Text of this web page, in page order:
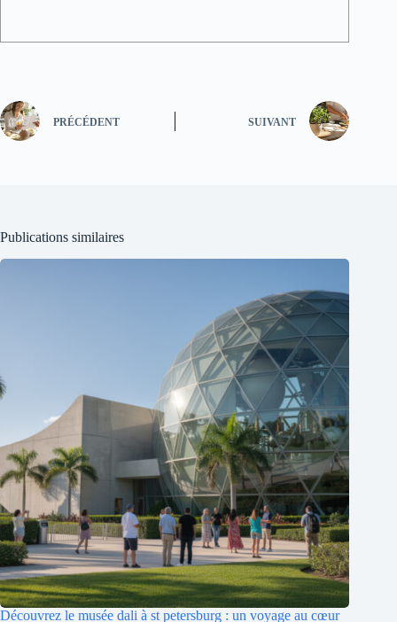
PRÉCÉDENT SUIVANT
Publications similaires
Découvrez le musée dali à st petersburg : un voyage au cœur